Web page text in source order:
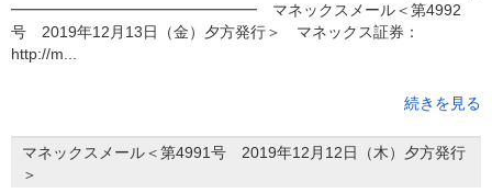
━━━━━━━━━━━━━━━━ マネックスメール＜第4992
号 2019年12月13日（金）夕方発行＞ マネックス証券：
http://m...
続きを見る
マネックスメール＜第4991号 2019年12月12日（木）夕方発行
＞